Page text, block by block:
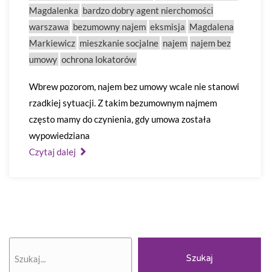
Magdalenka bardzo dobry agent nierchomości
warszawa bezumowny najem eksmisja Magdalena
Markiewicz mieszkanie socjalne najem najem bez
umowy ochrona lokatorów
Wbrew pozorom, najem bez umowy wcale nie stanowi
rzadkiej sytuacji. Z takim bezumownym najmem
często mamy do czynienia, gdy umowa została
wypowiedziana
Czytaj dalej
Szukaj